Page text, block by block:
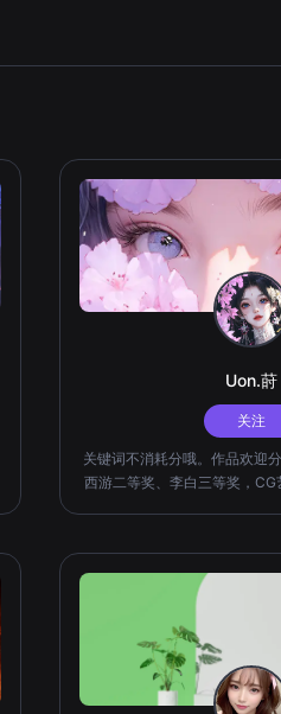
Uon.莳
关注
关键词不消耗分哦。作品欢迎
西游二等奖、李白三等奖，CG